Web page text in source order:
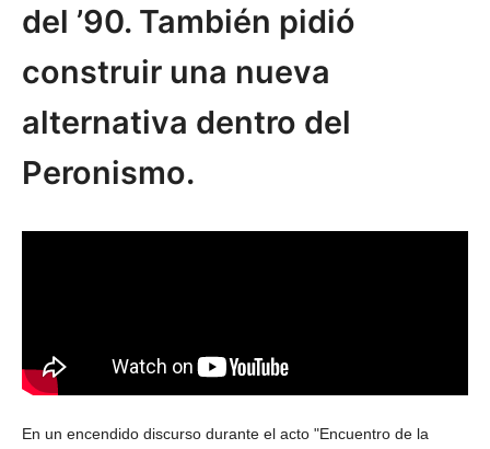
del ’90. También pidió
construir una nueva
alternativa dentro del
Peronismo.
En un encendido discurso durante el acto "Encuentro de la